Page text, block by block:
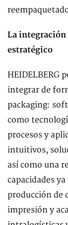
La integración
estratégico
HEIDELBERG
integrar de
packaging:
como
procesos y
intuitivos,
así como una
capacidades
producción de
impresión y